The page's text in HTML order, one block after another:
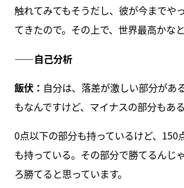
触れてみてもそうだし、彼が今までや
てきたので。その上で、世界最高かな
――自己分析
飯伏： 自分は、落差が激しい部分があ
もなんですけど、マイナスの部分もある
0点以下の部分も持っているけど、150
も持っている。その部分で勝てるんじ
ろ勝てると思っています。